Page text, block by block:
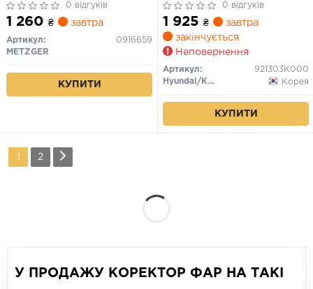
0 відгуків
1 260 ₴ завтра
Артикул:
0916659
METZGER
КУПИТИ
0 відгуків
1 925 ₴
завтра
закінчується
Неповернення
Артикул:
921303K000
Hyundai/Kia/Mobis
Корея
КУПИТИ
2
У ПРОДАЖУ КОРЕКТОР ФАР НА ТАКІ